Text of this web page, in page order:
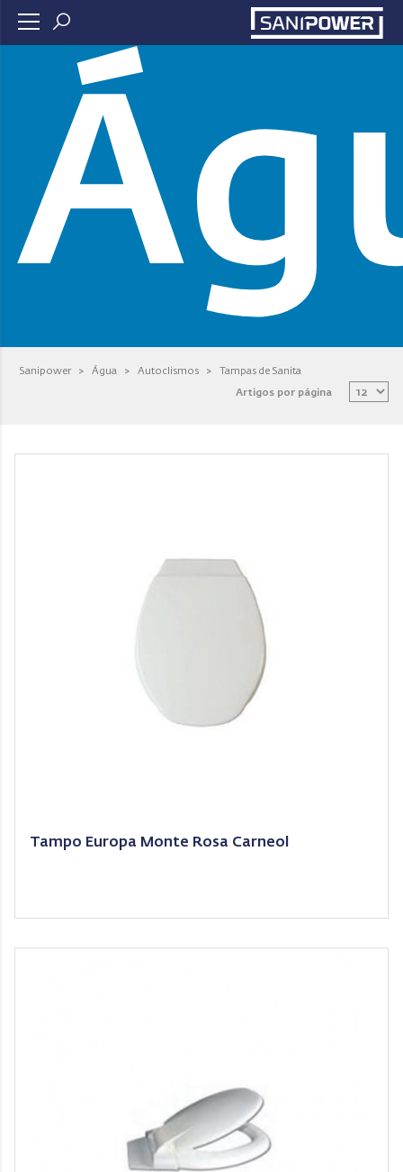
Sanipower > Água > Autoclismos > Tampas de Sanita
Artigos por página
Tampo Europa Monte Rosa Carneol